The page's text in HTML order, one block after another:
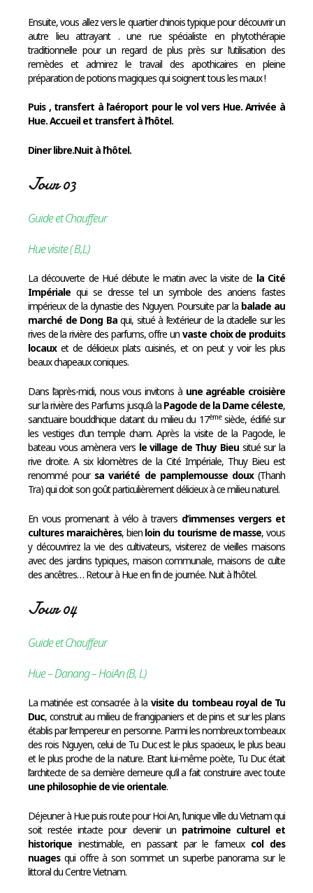
Ensuite, vous allez vers le quartier chinois typique pour découvrir un
autre lieu attrayant . une rue spécialiste en phytothérapie
traditionnelle pour un regard de plus près sur l’utilisation des
remèdes et admirez le travail des apothicaires en pleine
préparation de potions magiques qui soignent tous les maux !
Puis , transfert à l’aéroport pour le vol vers Hue. Arrivée à
Hue. Accueil et transfert à l’hôtel.
Diner libre.Nuit à l’hôtel.
Jour 03
Guide et Chauffeur
Hue visite ( B,L)
La découverte de Hué débute le matin avec la visite de la Cité
Impériale qui se dresse tel un symbole des anciens fastes
impérieux de la dynastie des Nguyen. Poursuite par la balade au
marché de Dong Baqui, situé à l’extérieur de la citadelle sur les
rives de la rivière des parfums, offre un vaste choix de produits
locauxet de délicieux plats cuisinés, et on peut y voir les plus
beaux chapeaux coniques.
Dans l’après-midi, nous vous invitons à une agréable croisière
sur la rivière des Parfums jusqu’à la Pagode de la Dame céleste,
sanctuaire bouddhique datant du milieu du 17èmesiècle, édifié sur
les vestiges d’un temple cham. Après la visite de la Pagode, le
bateau vous amènera vers le village de Thuy Bieu situé sur la
rive droite. A six kilomètres de la Cité Impériale, Thuy Bieu est
renommé pour sa variété de pamplemousse doux(Thanh
Tra) qui doit son goût particulièrement délicieux à ce milieu naturel.
En vous promenant à vélo à travers d’immenses vergers et
cultures maraichères, bien loin du tourisme de masse, vous
y découvrirez la vie des cultivateurs, visiterez de vieilles maisons
avec des jardins typiques, maison communale, maisons de culte
des ancêtres… Retour à Hue en fin de journée. Nuit à l’hôtel.
Jour 04
Guide et Chauffeur
Hue – Danang – HoiAn (B, L)
La matinée est consacrée à la visite du tombeau royal de Tu
Duc, construit au milieu de frangipaniers et de pins et sur les plans
établis par l’empereur en personne. Parmi les nombreux tombeaux
des rois Nguyen, celui de Tu Duc est le plus spacieux, le plus beau
et le plus proche de la nature. Etant lui-même poète, Tu Duc était
l’architecte de sa dernière demeure qu’il a fait construire avec toute
une philosophie de vie orientale.
Déjeuner à Hue puis route pour Hoi An, l’unique ville du Vietnam qui
soit restée intacte pour devenir un patrimoine culturel et
historique inestimable, en passant par le fameux col des
nuagesqui offre à son sommet un superbe panorama sur le
littoral du Centre Vietnam.